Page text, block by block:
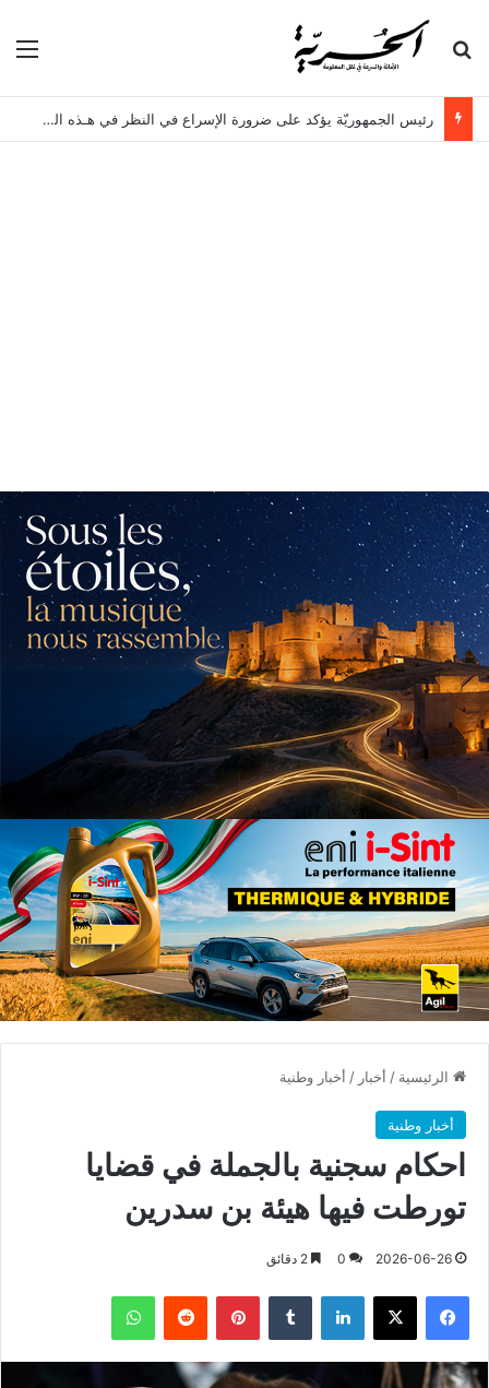
بحث عن
رئيس الجمهوريّة يؤكد على ضرورة الإسراع في النظر في هـذه الملفات
الرئيسية / أخبار / أخبار وطنية
أخبار وطنية
احكام سجنية بالجملة في قضايا
تورطت فيها هيئة بن سدرين
2026-06-26
0
فيسبوك X لينكدإن بينتيريست واتساب